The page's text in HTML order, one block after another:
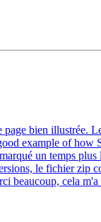
page bien illustrée.
example of
un temps
le fichier zip
beaucoup, cela